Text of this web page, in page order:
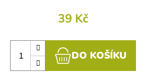
39 Kč
DO KOŠÍKU